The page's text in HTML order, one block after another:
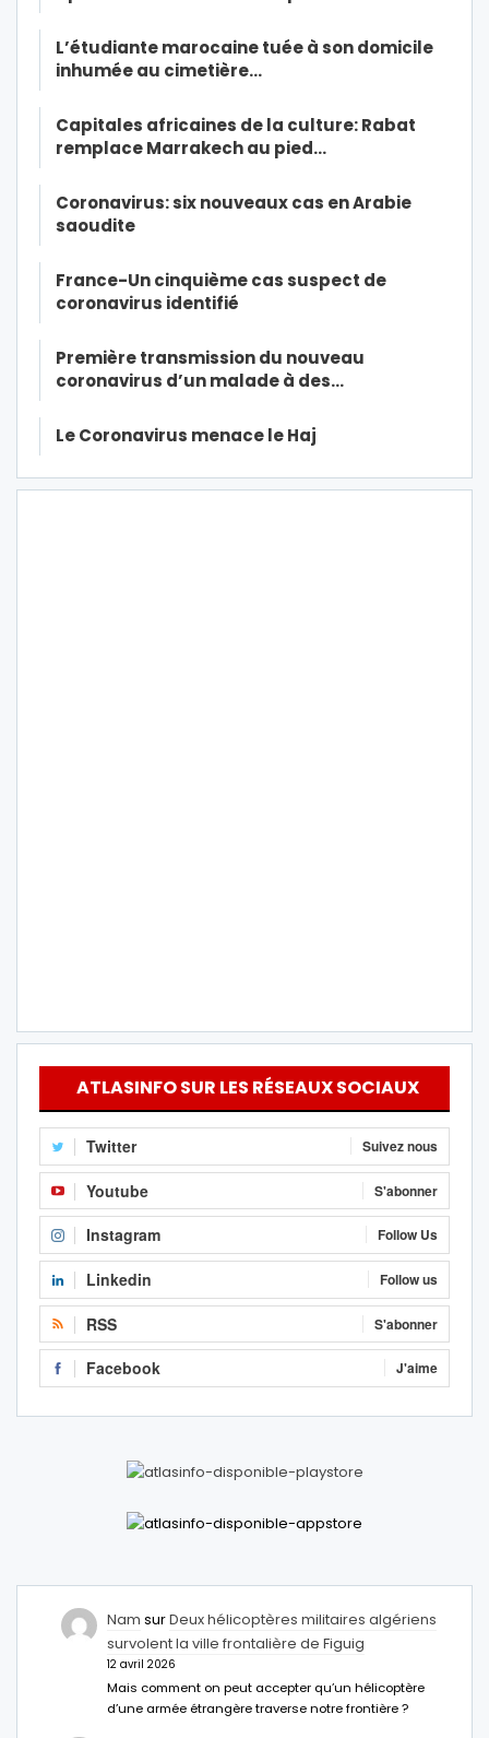
L’étudiante marocaine tuée à son domicile
inhumée au cimetière…
Capitales africaines de la culture: Rabat
remplace Marrakech au pied…
Coronavirus: six nouveaux cas en Arabie
saoudite
France-Un cinquième cas suspect de
coronavirus identifié
Première transmission du nouveau
coronavirus d’un malade à des…
Le Coronavirus menace le Haj
ATLASINFO SUR LES RÉSEAUX SOCIAUX
Twitter Suivez nous
Youtube S'abonner
Instagram Follow Us
Linkedin Follow us
RSS S'abonner
Facebook J'aime
Nam surDeux hélicoptères militaires algériens
survolent la ville frontalière de Figuig
12 avril 2026
Mais comment on peut accepter qu’un hélicoptère
d’une armée étrangère traverse notre frontière ?